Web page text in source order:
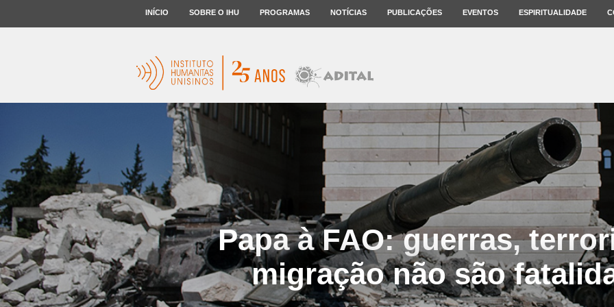
INÍCIO SOBRE O IHU PROGRAMAS NOTÍCIAS PUBLICAÇÕES EVENTOS ESPIRITUALIDADE
Papa à FAO: guerras,
migração não são